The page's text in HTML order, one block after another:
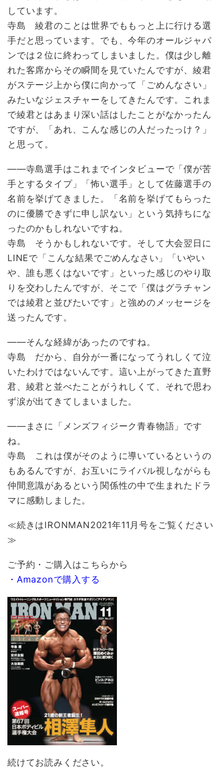
しています。
寺島 綾君のことは世界でももっと上に行ける選
手だと思っています。でも、今年のオールジャパ
ンでは２位に終わってしまいました。僕は少し離
れた客席からその瞬間を見ていたんですが、綾君
がステージ上から僕に向かって「ごめんなさい」
みたいなジェスチャーをしてきたんです。これま
で綾君とはあまり深い話はしたことがなかったん
ですが、「あれ、こんな感じの人だったっけ？」
と思って。
――寺島選手はこれまでインタビューで「僕が苦
手とするタイプ」「怖い選手」として佐藤選手の
名前を挙げてきました。「名前を挙げてもらった
のに優勝できずに申し訳ない」という気持ちにな
ったのかもしれないですね。
寺島 そうかもしれないです。そして大会翌日に
LINEで「こんな結果でごめんなさい」「いやい
や、誰も悪くはないです」といった感じのやり取
りを交わしたんですが、そこで「僕はグラチャン
では綾君と並びたいです」と強めのメッセージを
送ったんです。
――そんな経緯があったのですね。
寺島 だから、自分が一番になってうれしくて泣
いたわけではないんです。這い上がってきた直野
君、綾君と並べたことがうれしくて、それで思わ
ず涙が出てきてしまいました。
――まさに「メンズフィジーク青春物語」です
ね。
寺島 これは僕がそのように導いているというの
もあるんですが、お互いにライバル視しながらも
仲間意識があるという関係性の中で生まれたドラ
マに感動しました。
≪続きはIRONMAN2021年11月号をご覧ください
≫
ご予約・ご購入はこちらから
・Amazonで購入する
続けてお読みください。